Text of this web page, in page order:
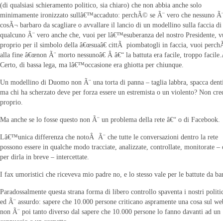
(di qualsiasi schieramento politico, sia chiaro) che non abbia anche solo
minimamente ironizzato sullâ€™accaduto: perchÃ© se Ã¨ vero che nessuno
cosÃ¬ barbaro da scagliare o avvallare il lancio di un modellino sulla faccia di
qualcuno Ã¨ vero anche che, vuoi per lâ€™esuberanza del nostro Presidente,
proprio per il simbolo della â€œsuaâ€ cittÃ piombatogli in faccia, vuoi
alla fine â€œnon Ã¨ morto nessunoâ€ Â â€“ la battuta era facile, troppo
Certo, di bassa lega, ma lâ€™occasione era ghiotta per chiunque.
Un modellino di Duomo non Ã¨ una torta di panna – taglia labbra, spacca
ma chi ha scherzato deve per forza essere un estremista o un violento? Non
proprio.
Ma anche se lo fosse questo non Ã¨ un problema della rete â€“ o di Facebook.
Lâ€™unica differenza che notoÂ Ã¨ che tutte le conversazioni dentro la rete
possono essere in qualche modo tracciate, analizzate, controllate, monitorate –
per dirla in breve – intercettate.
I fax umoristici che riceveva mio padre no, e lo stesso vale per le battute da
Paradossalmente questa strana forma di libero controllo spaventa i nostri
ed Ã¨ assurdo: sapere che 10.000 persone criticano aspramente una cosa sul
non Ã¨ poi tanto diverso dal sapere che 10.000 persone lo fanno davanti ad un